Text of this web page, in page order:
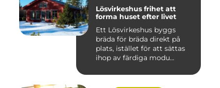
Lösvirkeshus frihet att
forma huset efter livet
Ett Lösvirkeshus byggs
bräda för bräda direkt på
plats, istället för att sättas
ihop av färdiga modu...